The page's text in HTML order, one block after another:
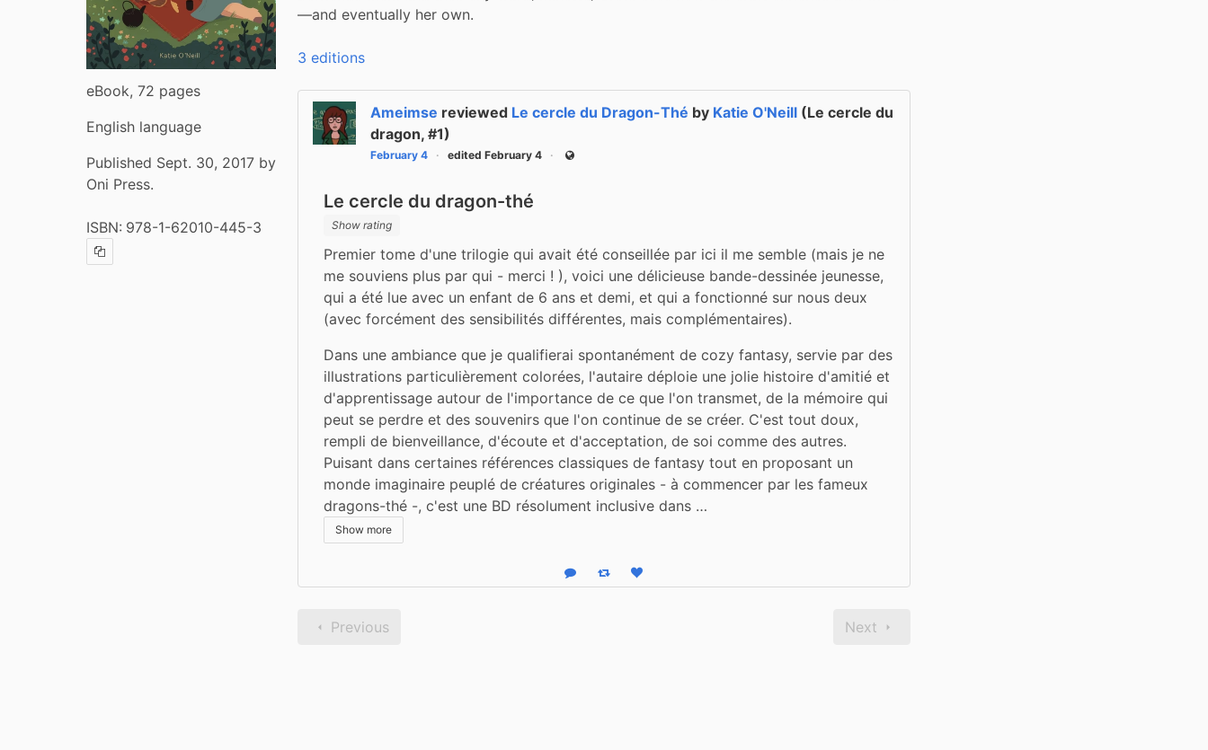
eBook, 72 pages
English language
Published Sept. 30, 2017 by
Oni Press.
ISBN: 978-1-62010-445-3
Copy ISBN
—and eventually her own.
3 editions
Ameimse reviewed Le cercle du Dragon-Thé by Katie O'Neill (Le cercle du
dragon, #1)
February 4 edited February 4 Public
Le cercle du dragon-thé
Show rating
Premier tome d'une trilogie qui avait été conseillée par ici il me semble (mais je ne
me souviens plus par qui - merci ! ), voici une délicieuse bande-dessinée jeunesse,
qui a été lue avec un enfant de 6 ans et demi, et qui a fonctionné sur nous deux
(avec forcément des sensibilités différentes, mais complémentaires).
Dans une ambiance que je qualifierai spontanément de cozy fantasy, servie par des
illustrations particulièrement colorées, l'autaire déploie une jolie histoire d'amitié et
d'apprentissage autour de l'importance de ce que l'on transmet, de la mémoire qui
peut se perdre et des souvenirs que l'on continue de se créer. C'est tout doux,
rempli de bienveillance, d'écoute et d'acceptation, de soi comme des autres.
Puisant dans certaines références classiques de fantasy tout en proposant un
monde imaginaire peuplé de créatures originales - à commencer par les fameux
dragons-thé -, c'est une BD résolument inclusive dans …
Show more
Reply Boost statusLike status
Previous Next